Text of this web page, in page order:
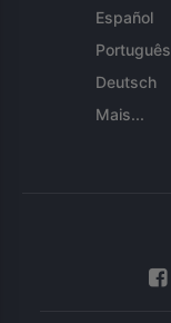
Español
Português
Deutsch
Mais...